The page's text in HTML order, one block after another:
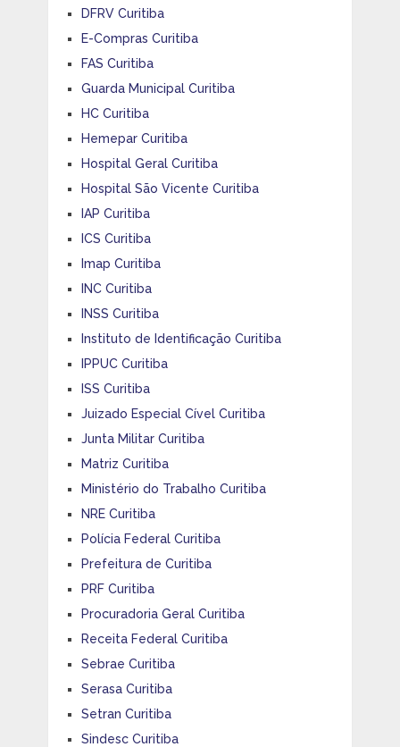
DFRV Curitiba
E-Compras Curitiba
FAS Curitiba
Guarda Municipal Curitiba
HC Curitiba
Hemepar Curitiba
Hospital Geral Curitiba
Hospital São Vicente Curitiba
IAP Curitiba
ICS Curitiba
Imap Curitiba
INC Curitiba
INSS Curitiba
Instituto de Identificação Curitiba
IPPUC Curitiba
ISS Curitiba
Juizado Especial Cível Curitiba
Junta Militar Curitiba
Matriz Curitiba
Ministério do Trabalho Curitiba
NRE Curitiba
Polícia Federal Curitiba
Prefeitura de Curitiba
PRF Curitiba
Procuradoria Geral Curitiba
Receita Federal Curitiba
Sebrae Curitiba
Serasa Curitiba
Setran Curitiba
Sindesc Curitiba